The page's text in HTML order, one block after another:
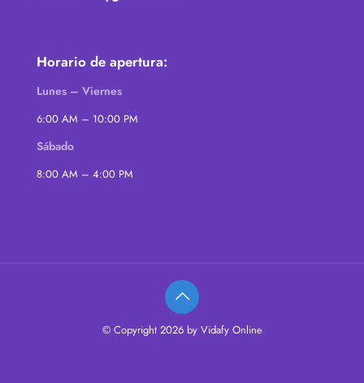
Horario de apertura:
Lunes – Viernes
6:00 AM – 10:00 PM
Sábado
8:00 AM – 4:00 PM
© Copyright 2026 by Vidafy Online